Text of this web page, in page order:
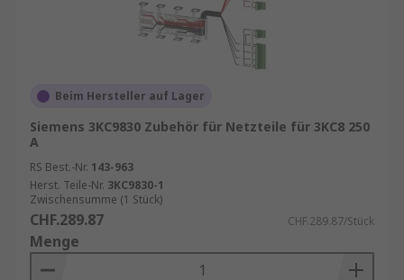
Beim Hersteller auf Lager
Siemens 3KC9830 Zubehör für Netzteile für 3KC8 250
A
RS Best.-Nr. 143-963
Herst. Teile-Nr. 3KC9830-1
Zwischensumme (1 Stück)
CHF.289.87 CHF.289.87/Stück
Menge